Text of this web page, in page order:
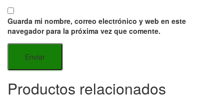
Guarda mi nombre, correo electrónico y web en este
navegador para la próxima vez que comente.
Productos relacionados